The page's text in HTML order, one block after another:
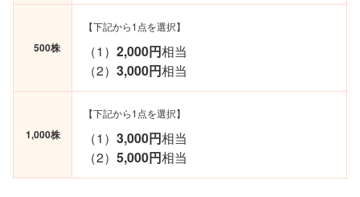
500株
【下記から1点を選択】
（1）2,000円相当
（2）3,000円相当
1,000株
【下記から1点を選択】
（1）3,000円相当
（2）5,000円相当